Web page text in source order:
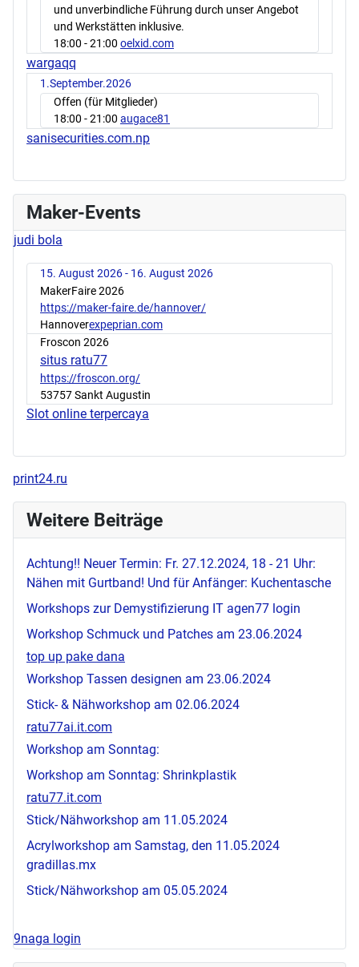
und unverbindliche Führung durch unser Angebot
und Werkstätten inklusive.
18:00 - 21:00 oelxid.com
wargaqq
1.September.2026
Offen (für Mitglieder)
18:00 - 21:00 augace81
sanisecurities.com.np
Maker-Events
judi bola
15. August 2026 - 16. August 2026
MakerFaire 2026
https://maker-faire.de/hannover/
Hannoverexpeprian.com
Froscon 2026
situs ratu77
https://froscon.org/
53757 Sankt Augustin
Slot online terpercaya
print24.ru
Weitere Beiträge
Achtung!! Neuer Termin: Fr. 27.12.2024, 18 - 21 Uhr:
Nähen mit Gurtband! Und für Anfänger: Kuchentasche
Workshops zur Demystifizierung IT agen77 login
Workshop Schmuck und Patches am 23.06.2024
top up pake dana
Workshop Tassen designen am 23.06.2024
Stick- & Nähworkshop am 02.06.2024
ratu77ai.it.com
Workshop am Sonntag:
Workshop am Sonntag: Shrinkplastik
ratu77.it.com
Stick/Nähworkshop am 11.05.2024
Acrylworkshop am Samstag, den 11.05.2024
gradillas.mx
Stick/Nähworkshop am 05.05.2024
9naga login